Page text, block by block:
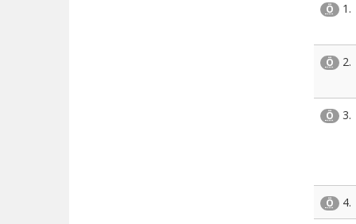
Ö 1.
Ö 2.
Ö 3.
Ö 4.